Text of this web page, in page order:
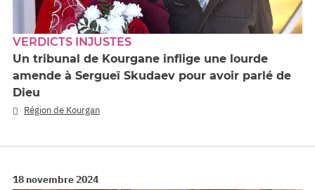
VERDICTS INJUSTES
Un tribunal de Kourgane inflige une lourde
amende à Sergueï Skudaev pour avoir parlé de
Dieu
Région de Kourgan
18 novembre 2024